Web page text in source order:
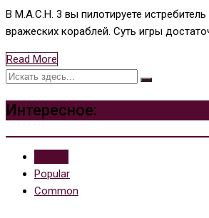
В M.A.C.H. 3 вы пилотируете
вражеских кораблей. Суть игры
Read More
Интересное:
Popular
Common